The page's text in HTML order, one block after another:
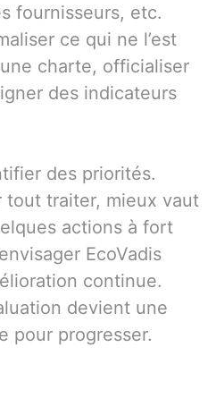
fournisseurs, etc.
ce qui ne l’est
charte, officialiser
des indicateurs
des priorités.
traiter, mieux vaut
actions à fort
EcoVadis
continue.
devient une
pour progresser.